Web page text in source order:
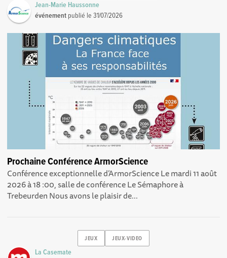
Jean-Marie Haussonne
événement publié le31/07/2026
Prochaine Conférence ArmorScience
Conférence exceptionnelle d’ArmorScience Le mardi 11 août
2026 à 18 :00, salle de conférence Le Sémaphore à
Trebeurden Nous avons le plaisir de...
JEUX JEUX-VIDEO
La Casemate